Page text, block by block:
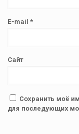
E-mail *
Сайт
Сохранить моё
для последующих